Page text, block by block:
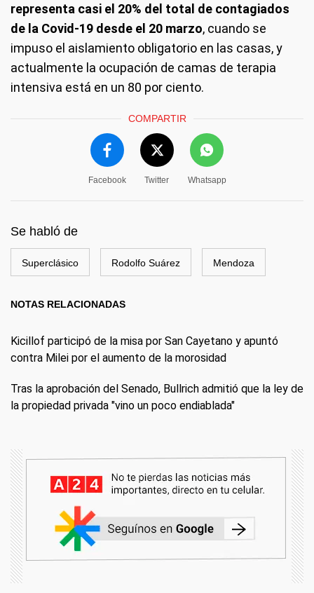
representa casi el 20% del total de contagiados
de la Covid-19 desde el 20 marzo, cuando se
impuso el aislamiento obligatorio en las casas, y
actualmente la ocupación de camas de terapia
intensiva está en un 80 por ciento.
COMPARTIR
Facebook Twitter Whatsapp
Se habló de
Superclásico Rodolfo Suárez Mendoza
NOTAS RELACIONADAS
Kicillof participó de la misa por San Cayetano y apuntó
contra Milei por el aumento de la morosidad
Tras la aprobación del Senado, Bullrich admitió que la ley de
la propiedad privada "vino un poco endiablada"